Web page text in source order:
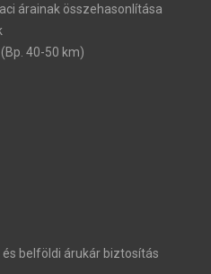
árainak összehasonlítása
40-50 km)
belföldi árukár biztosítás